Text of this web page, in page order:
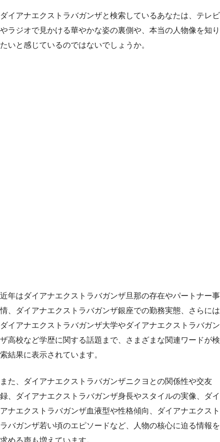
ダイアナエクストラバガンザと検索しているあなたは、テレビ
やラジオで見かける華やかな姿の裏側や、本当の人物像を知り
たいと感じているのではないでしょうか。
近年はダイアナエクストラバガンザ旦那の存在やパートナー事
情、ダイアナエクストラバガンザ銀座での勤務実態、さらには
ダイアナエクストラバガンザ大学やダイアナエクストラバガン
ザ高校など学歴に関する話題まで、さまざまな関連ワードが検
索結果に表示されています。
また、ダイアナエクストラバガンザニクヨとの関係性や交友
録、ダイアナエクストラバガンザ身長やスタイルの実像、ダイ
アナエクストラバガンザ血液型や性格傾向、ダイアナエクスト
ラバガンザ若い頃のエピソードなど、人物の核心に迫る情報を